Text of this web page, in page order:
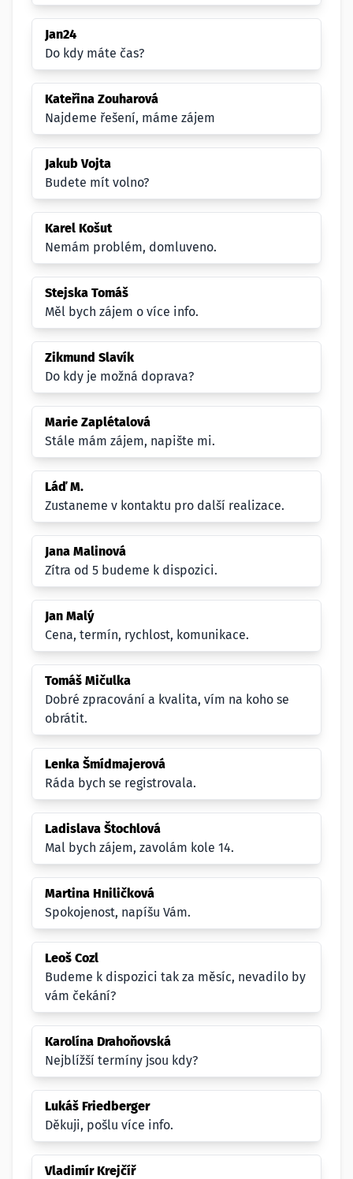
Jan24
Do kdy máte čas?
Kateřina Zouharová
Najdeme řešení, máme zájem
Jakub Vojta
Budete mít volno?
Karel Košut
Nemám problém, domluveno.
Stejska Tomáš
Měl bych zájem o více info.
Zikmund Slavík
Do kdy je možná doprava?
Marie Zaplétalová
Stále mám zájem, napište mi.
Láď M.
Zustaneme v kontaktu pro další realizace.
Jana Malinová
Zítra od 5 budeme k dispozici.
Jan Malý
Cena, termín, rychlost, komunikace.
Tomáš Mičulka
Dobré zpracování a kvalita, vím na koho se
obrátit.
Lenka Šmídmajerová
Ráda bych se registrovala.
Ladislava Štochlová
Mal bych zájem, zavolám kole 14.
Martina Hniličková
Spokojenost, napíšu Vám.
Leoš Cozl
Budeme k dispozici tak za měsíc, nevadilo by
vám čekání?
Karolína Drahoňovská
Nejblížší termíny jsou kdy?
Lukáš Friedberger
Děkuji, pošlu více info.
Vladimír Krejčíř